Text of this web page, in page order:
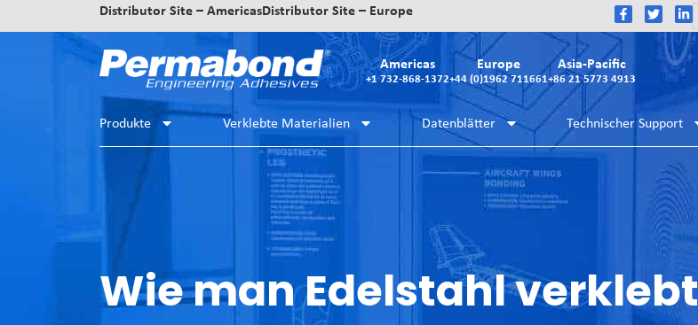
Distributor Site – AmericasDistributor Site – Europe
Americas
+1 732-868-1372
Europe
+44 (0)1962 711661
Asia-Pacific
+86 21 5773 4913
Produkte Verklebte Materialien Datenblätter Technischer Support
Wie man Edelstahl verklebt